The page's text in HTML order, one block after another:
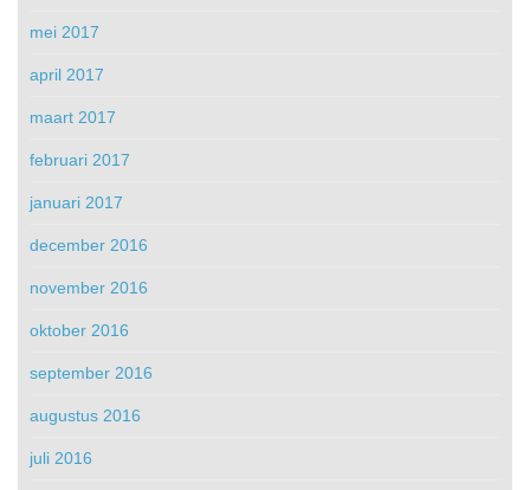
mei 2017
april 2017
maart 2017
februari 2017
januari 2017
december 2016
november 2016
oktober 2016
september 2016
augustus 2016
juli 2016